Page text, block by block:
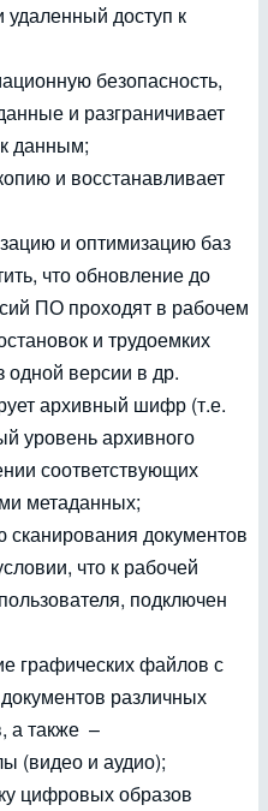
доступ к
безопасность,
и разграничивает
данным;
и восстанавливает
и оптимизацию баз
что обновление до
ПО проходят в рабочем
и трудоемких
одной версии в др.
архивный шифр (т.е.
уровень архивного
соответствующих
метаданных;
документов
что к рабочей
подключен
графических файлов с
различных
а также –
(видео и аудио);
цифровых образов